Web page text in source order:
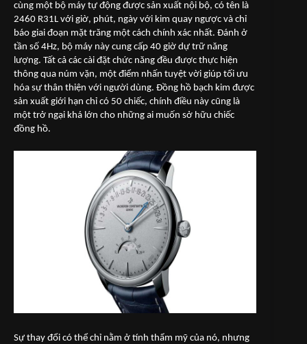
cùng một bộ máy tự động được sản xuất nội bộ, có tên là
2460 R31L với giờ, phút, ngày với kim quay ngược và chỉ
báo giai đoạn mặt trăng một cách chính xác nhất. Đánh ở
tần số 4Hz, bộ máy này cung cấp 40 giờ dự trữ năng
lượng. Tất cả các cài đặt chức năng đều được thực hiện
thông qua núm vặn, một điểm nhấn tuyệt vời giúp tối ưu
hóa sự thân thiện với người dùng. Đồng hồ bạch kim được
sản xuất giới hạn chỉ có 50 chiếc, chính điều này cũng là
một trở ngại khá lớn cho những ai muốn sở hữu chiếc
đồng hồ.
Sự thay đổi có thể chỉ nằm ở tính thẩm mỹ của nó, nhưng